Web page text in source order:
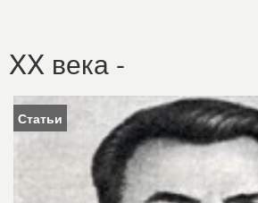
XX века -
Статьи